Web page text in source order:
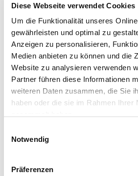
Diese Webseite verwendet Cookies
Um die Funktionalität unseres
gewährleisten und optimal zu
Anzeigen zu personalisieren,
Medien anbieten zu können und die
Website zu analysieren verwenden
Partner führen diese Informationen
weiteren Daten zusammen, die Sie
haben oder die sie im Rahmen Ihrer
Notwendig
Präferenzen
Immer wichtig, egal ob
Großeinkauf.